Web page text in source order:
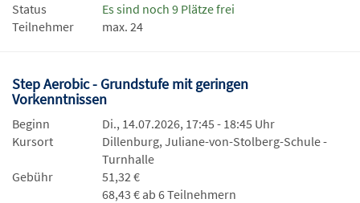
Status
Es sind noch 9 Plätze frei
Teilnehmer
max. 24
Step Aerobic - Grundstufe mit geringen
Vorkenntnissen
Beginn
Di., 14.07.2026, 17:45 - 18:45 Uhr
Kursort
Dillenburg, Juliane-von-Stolberg-Schule -
Turnhalle
Gebühr
51,32 €
68,43 € ab 6 Teilnehmern